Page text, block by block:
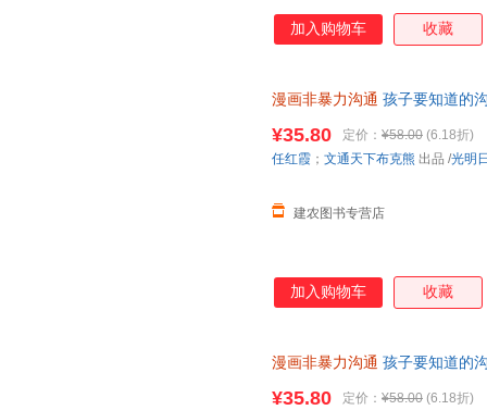
加入购物车 收藏
漫画非暴力沟通 孩子要知道的
¥35.80 定价： ¥58.00 (6.18折)
建农图书专营店
任红霞 ； 文通天下布克熊 出品 /光明
加入购物车 收藏
漫画非暴力沟通 孩子要知道的
¥35.80 定价： ¥58.00 (6.18折)